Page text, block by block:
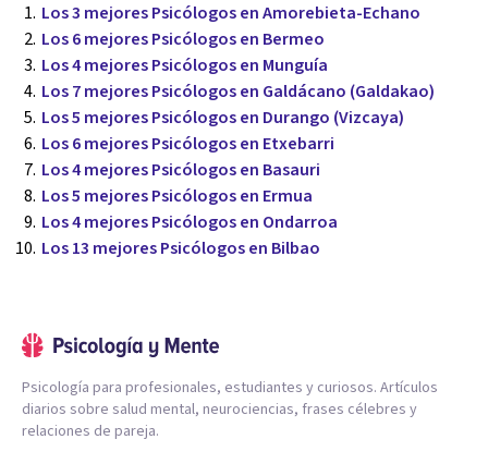
Los 3 mejores Psicólogos en Amorebieta-Echano
Los 6 mejores Psicólogos en Bermeo
Los 4 mejores Psicólogos en Munguía
Los 7 mejores Psicólogos en Galdácano (Galdakao)
Los 5 mejores Psicólogos en Durango (Vizcaya)
Los 6 mejores Psicólogos en Etxebarri
Los 4 mejores Psicólogos en Basauri
Los 5 mejores Psicólogos en Ermua
Los 4 mejores Psicólogos en Ondarroa
Los 13 mejores Psicólogos en Bilbao
Psicología para profesionales, estudiantes y curiosos. Artículos
diarios sobre salud mental, neurociencias, frases célebres y
relaciones de pareja.